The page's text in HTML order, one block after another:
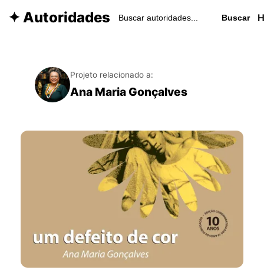
✦ Autoridades Buscar
Projeto relacionado a:
Ana Maria Gonçalves